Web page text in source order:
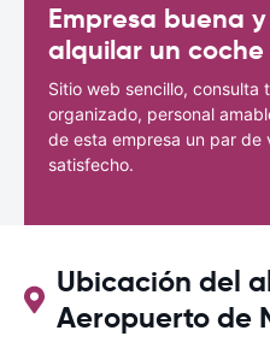
Empresa buena
alquilar un
Sitio web sencillo, consulta
organizado, personal
de esta empresa un par de
satisfecho.
Ubicación del
Aeropuerto de